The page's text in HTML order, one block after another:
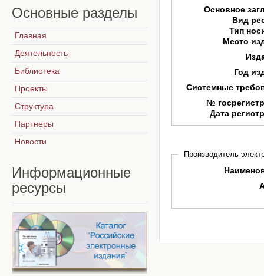
Основное
Вид
Тип
Место
Год
Системные
№
Дата
Производитель
Основные разделы
Главная
Деятельность
Библиотека
Проекты
Структура
Партнеры
Новости
Информационные
ресурсы